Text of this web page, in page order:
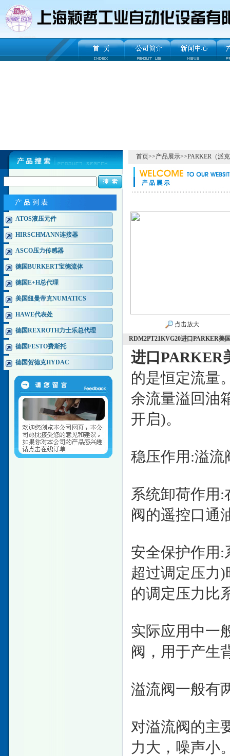
ATOS液压元件
HIRSCHMANN连接器
ASCO压力传感器
德国BURKERT宝德流体
德国E+H总代理
美国纽曼帝克NUMATICS
HAWE代表处
德国REXROTH力士乐总代理
德国FESTO费斯托
德国贺德克HYDAC
首页>>产品展示>>PARKER（派
点击放大
RDM2PT21KVG20进口PARKER美
进口PARKER
的是恒定流量
余流量溢回油
开启)。
稳压作用:溢流
系统卸荷作用
阀的遥控口通
安全保护作用:
超过调定压力
的调定压力比
实际应用中一
阀，用于产生
溢流阀一般有
对溢流阀的主
力大，噪声小